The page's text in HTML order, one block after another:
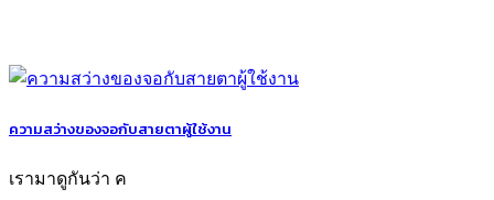
ความสว่างของจอกับสายตาผู้ใช้งาน
เรามาดูกันว่า ค